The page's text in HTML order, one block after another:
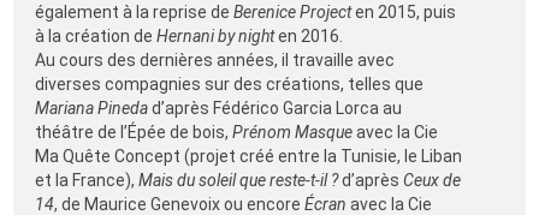
également à la reprise deBerenice Projecten 2015, puis
à la création deHernani by nighten 2016.
Au cours des dernières années, il travaille avec
diverses compagnies sur des créations, telles que
Mariana Pinedad’après Fédérico Garcia Lorca au
théâtre de l’Épée de bois,Prénom Masqueavec la Cie
Ma Quête Concept (projet créé entre la Tunisie, le Liban
et la France),Mais du soleil que reste-t-il ?d’aprèsCeux de
14, de Maurice Genevoix ou encoreÉcran avec la Cie